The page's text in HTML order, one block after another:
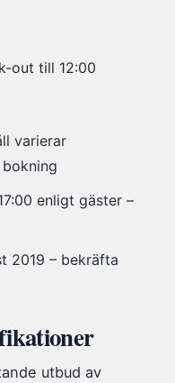
out till 12:00
varierar
enligt gäster –
2019 – bekräfta
utbud av